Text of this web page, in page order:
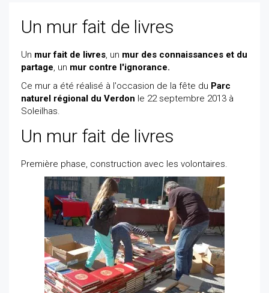
Un mur fait de livres
Un mur fait de livres, un mur des connaissances et du
partage, un mur contre l'ignorance.
Ce mur a été réalisé à l'occasion de la fête du Parc
naturel régional du Verdon le 22 septembre 2013 à
Soleilhas.
Un mur fait de livres
Première phase, construction avec les volontaires.